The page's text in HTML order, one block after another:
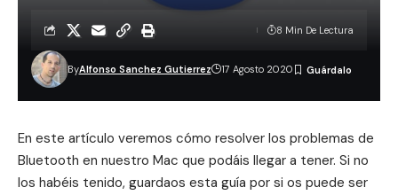
ByAlfonso Sanchez Gutierrez 17 Agosto 2020
8 Min De Lectura
En este artículo veremos cómo resolver los problemas de
Bluetooth en nuestro Mac que podáis llegar a tener. Si no
los habéis tenido, guardaos esta guía por si os puede ser